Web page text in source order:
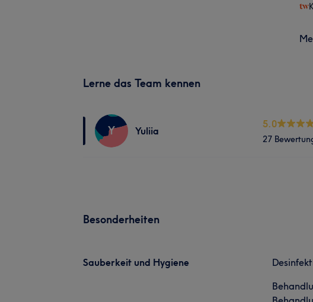
Lerne das Team kennen
Y Yuliia
5.0
27
Besonderheiten
Sauberkeit und Hygiene